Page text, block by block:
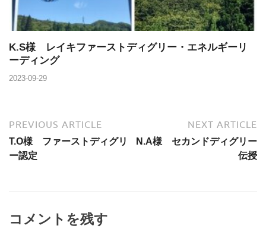
K.S様 レイキファーストディグリー・エネルギーリ
ーディング
2023-09-29
PREVIOUS ARTICLE
T.O様 ファーストディグリ
ー認定
NEXT ARTICLE
N.A様 セカンドディグリー
伝授
コメントを残す